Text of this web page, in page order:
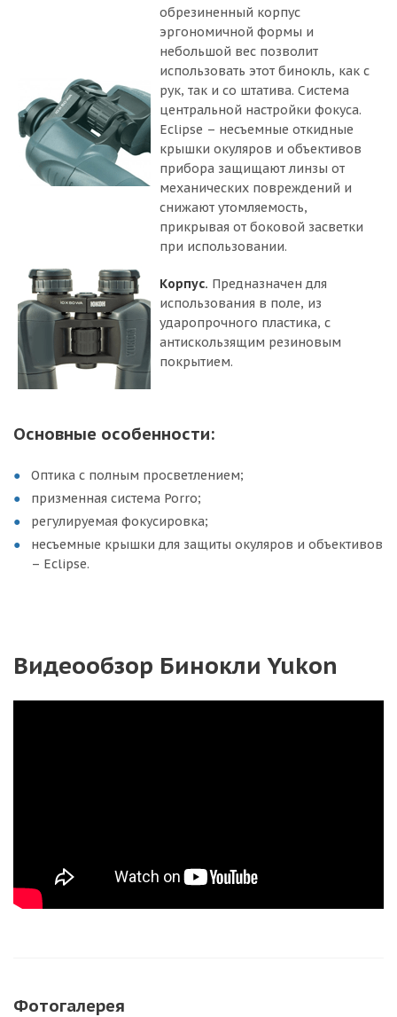
обрезиненный корпус
эргономичной формы и
небольшой вес позволит
использовать этот бинокль, как с
рук, так и со штатива. Система
центральной настройки фокуса.
Eclipse – несъемные откидные
крышки окуляров и объективов
прибора защищают линзы от
механических повреждений и
снижают утомляемость,
прикрывая от боковой засветки
при использовании.
Корпус. Предназначен для
использования в поле, из
ударопрочного пластика, с
антискользящим резиновым
покрытием.
Основные особенности:
Оптика с полным просветлением;
призменная система Porro;
регулируемая фокусировка;
несъемные крышки для защиты окуляров и объективов
– Eclipse.
Видеообзор Бинокли Yukon
Фотогалерея